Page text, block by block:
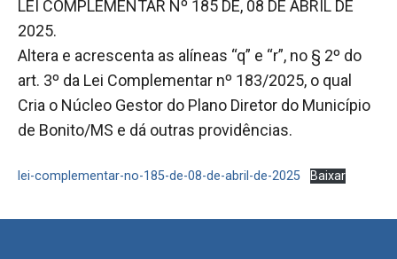
LEI COMPLEMENTAR Nº 185 DE, 08 DE ABRIL DE
2025.
Altera e acrescenta as alíneas “q” e “r”, no § 2º do
art. 3º da Lei Complementar nº 183/2025, o qual
Cria o Núcleo Gestor do Plano Diretor do Município
de Bonito/MS e dá outras providências.
lei-complementar-no-185-de-08-de-abril-de-2025 Baixar